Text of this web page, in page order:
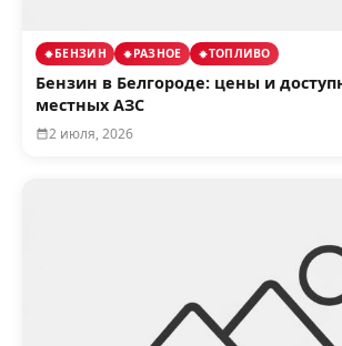
БЕНЗИН РАЗНОЕ ТОПЛИВО
Бензин в Белгороде: цены и
местных АЗС
2 июля, 2026